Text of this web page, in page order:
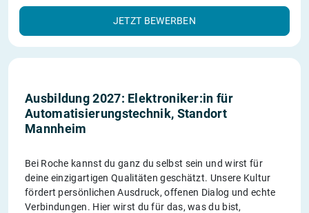
JETZT BEWERBEN
Ausbildung 2027: Elektroniker:in für
Automatisierungstechnik, Standort
Mannheim
Bei Roche kannst du ganz du selbst sein und wirst für
deine einzigartigen Qualitäten geschätzt. Unsere Kultur
fördert persönlichen Ausdruck, offenen Dialog und echte
Verbindungen. Hier wirst du für das, was du bist,